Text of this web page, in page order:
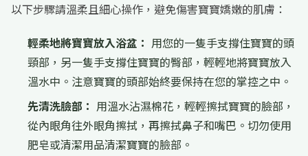
以下步驟請溫柔且細心操作，避免傷害寶寶嬌嫩的肌膚：
輕柔地將寶寶放入浴盆： 用您的一隻手支撐住寶寶的頭
頸部，另一隻手支撐住寶寶的臀部，輕輕地將寶寶放入
溫水中。注意寶寶的頭部始終要保持在您的掌控之中。
先清洗臉部： 用溫水沾濕棉花，輕輕擦拭寶寶的臉部，
從內眼角往外眼角擦拭，再擦拭鼻子和嘴巴。切勿使用
肥皂或清潔用品清潔寶寶的臉部。